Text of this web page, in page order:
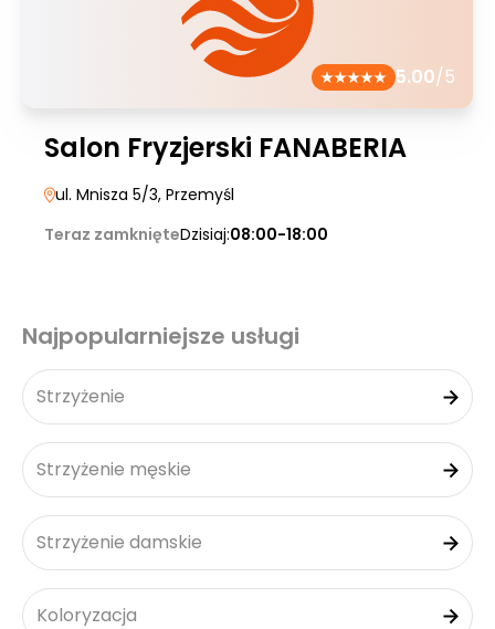
5.00/5
Salon Fryzjerski FANABERIA
ul. Mnisza 5/3, Przemyśl
Teraz zamknięteDzisiaj:08:00-18:00
Najpopularniejsze usługi
Strzyżenie
Strzyżenie męskie
Strzyżenie damskie
Koloryzacja